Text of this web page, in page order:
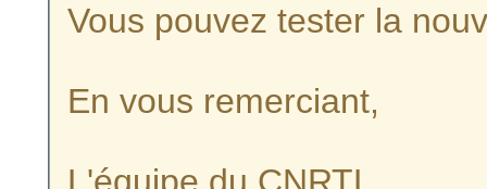
Vous pouvez tester la
En vous remerciant,